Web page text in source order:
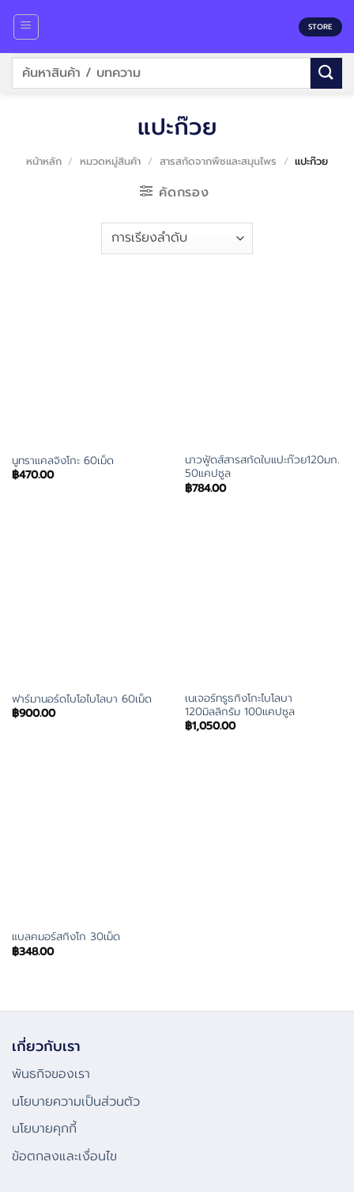
content
STORE
ค้นหา:
แปะก๊วย
หน้าหลัก / หมวดหมู่สินค้า / สารสกัดจากพืชและสมุนไพร / แปะก๊วย
คัดกรอง
นูทราแคลจิงโกะ 60เม็ด
฿470.00
นาวฟู้ดส์สารสกัดใบแปะก๊วย120มก.
50แคปซูล
฿784.00
ฟาร์มานอร์ดไบโอไบโลบา 60เม็ด
฿900.00
เนเจอร์ทรูธกิงโกะไบโลบา
120มิลลิกรัม 100แคปซูล
฿1,050.00
แบลคมอร์สกิงโก 30เม็ด
฿348.00
เกี่ยวกับเรา
พันธกิจของเรา
นโยบายความเป็นส่วนตัว
นโยบายคุกกี้
ข้อตกลงและเงื่อนไข